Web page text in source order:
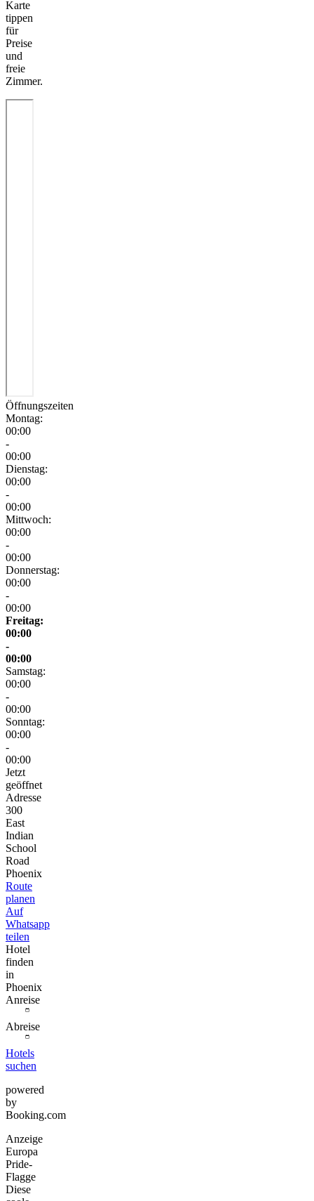
Karte
tippen
für
Preise
und
freie
Zimmer.
Öffnungszeiten
Montag:
00:00
-
00:00
Dienstag:
00:00
-
00:00
Mittwoch:
00:00
-
00:00
Donnerstag:
00:00
-
00:00
Freitag:
00:00
-
00:00
Samstag:
00:00
-
00:00
Sonntag:
00:00
-
00:00
Jetzt
geöffnet
Adresse
300
East
Indian
School
Road
Phoenix
Route
planen
Auf
Whatsapp
teilen
Hotel
finden
in
Phoenix
Anreise
Abreise
Hotels
suchen
powered
by
Booking.com
Anzeige
Europa
Pride-
Flagge
Diese